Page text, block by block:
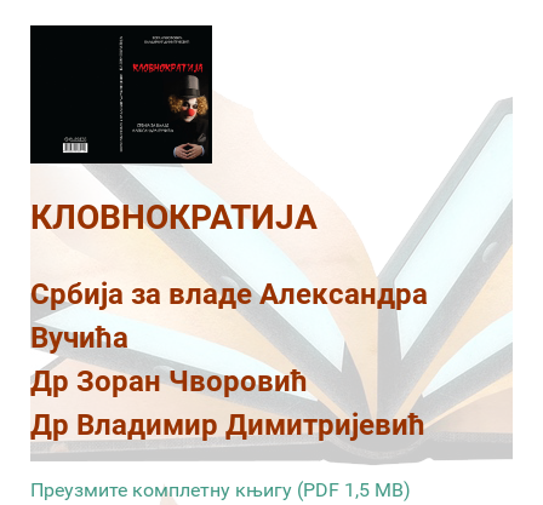
КЛОВНОКРАТИЈА
Србија за владе Александра
Вучића
Др Зоран Чворовић
Др Владимир Димитријевић
Преузмите комплетну књигу (PDF 1,5 MB)